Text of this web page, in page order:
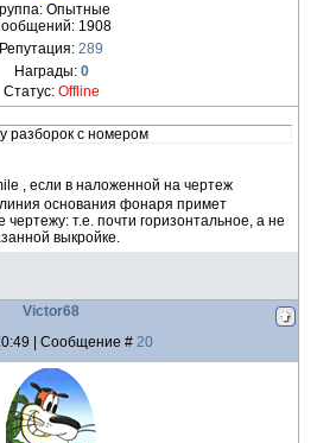
Опытные
1908
Репутация: 289
Награды: 0
Статус: Offline
разборок с номером
, если в наложенной на чертеж
основания фонаря примет
т.е. почти горизонтальное, а не
выкройке.
Victor68
| Сообщение # 20